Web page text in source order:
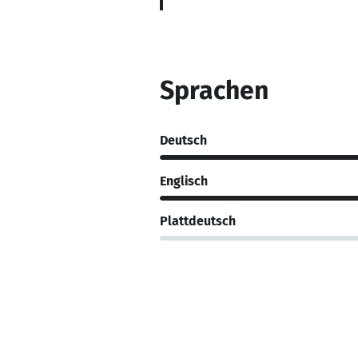
Sprachen
Deutsch
Englisch
Plattdeutsch